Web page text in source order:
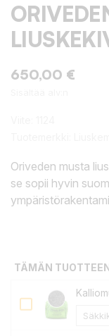
650,00 €
Oriveden musta
se sopii hyvin
TÄMÄN